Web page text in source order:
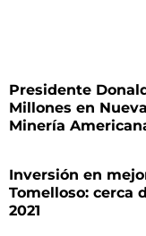
Presidente
Millones en
Minería
Inversión en
Tomelloso: cerca
2021